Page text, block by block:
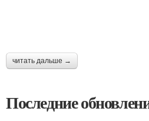
читать дальше →
Последние